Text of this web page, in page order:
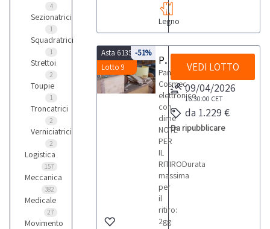
4
Sezionatrici
1
Squadratrici
1
Strettoi
2
Toupie
1
Troncatrici
2
Verniciatrici
2
Logistica
157
Meccanica
382
Medicale
27
Movimento
Legno
Asta 6135
Lotto 9
-51%
Pantografo Cosmec
Pantografo
Cosmec
elettronico
con
dime
NOTE
PER
IL
RITIRODurata
massima
per
il
ritiro:
2gg
VEDI LOTTO
09/04/2026
16:30:00 CET
da 1.229 €
Da ripubblicare